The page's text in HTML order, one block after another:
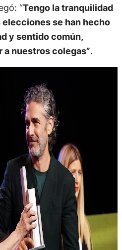
“Tengo la tranquilidad
elecciones se han hecho
y sentido común,
a nuestros colegas”.